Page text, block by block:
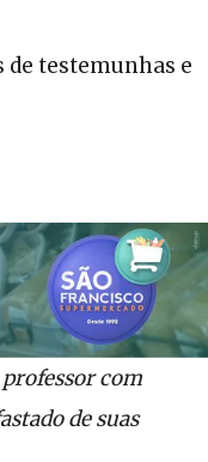
testemunhas e
professor com
de suas